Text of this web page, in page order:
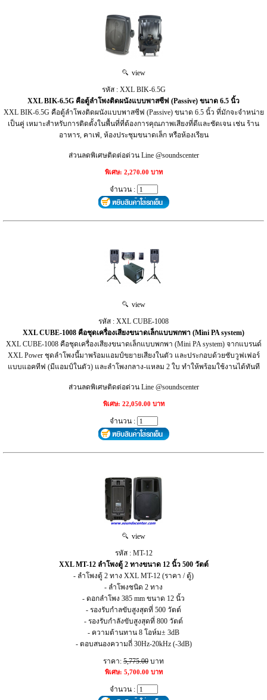
view
รหัส : XXL BIK-6.5G
XXL BIK-6.5G คือตู้ลำโพงติดผนังแบบพาสซีฟ (Passive) ขนาด 6.5 นิ้ว
XXL BIK-6.5G คือตู้ลำโพงติดผนังแบบพาสซีฟ (Passive) ขนาด 6.5 นิ้ว ที่มักจะจำหน่าย
เป็นคู่ เหมาะสำหรับการติดตั้งในพื้นที่ที่ต้องการคุณภาพเสียงที่ดีและชัดเจน เช่น ร้าน
อาหาร, คาเฟ่, ห้องประชุมขนาดเล็ก หรือห้องเรียน
ส่วนลดพิเศษติดต่อด่วน Line @soundscenter
พิเศษ: 2,270.00 บาท
จำนวน :
view
รหัส : XXL CUBE-1008
XXL CUBE-1008 คือชุดเครื่องเสียงขนาดเล็กแบบพกพา (Mini PA system)
XXL CUBE-1008 คือชุดเครื่องเสียงขนาดเล็กแบบพกพา (Mini PA system) จากแบรนด์
XXL Power ชุดลำโพงนี้มาพร้อมแอมป์ขยายเสียงในตัว และประกอบด้วยซับวูฟเฟอร์
แบบแอคทีฟ (มีแอมป์ในตัว) และลำโพงกลาง-แหลม 2 ใบ ทำให้พร้อมใช้งานได้ทันที
ส่วนลดพิเศษติดต่อด่วน Line @soundscenter
พิเศษ: 22,050.00 บาท
จำนวน :
view
รหัส : MT-12
XXL MT-12 ลำโพงตู้ 2 ทางขนาด 12 นิ้ว 500 วัตต์
- ลำโพงตู้ 2 ทาง XXL MT-12 (ราคา / ตู้)
- ลำโพงชนิด 2 ทาง
- ดอกลำโพง 385 mm ขนาด 12 นิ้ว
- รองรับกำลขับสูงสุดที่ 500 วัตต์
- รองรับกำลังขับสูงสุดที่ 800 วัตต์
- ความต้านทาน 8 โอห์ม± 3dB
- ตอบสนองความถี่ 30Hz-20kHz (-3dB)
ราคา: 5,775.00 บาท
พิเศษ: 5,700.00 บาท
จำนวน :